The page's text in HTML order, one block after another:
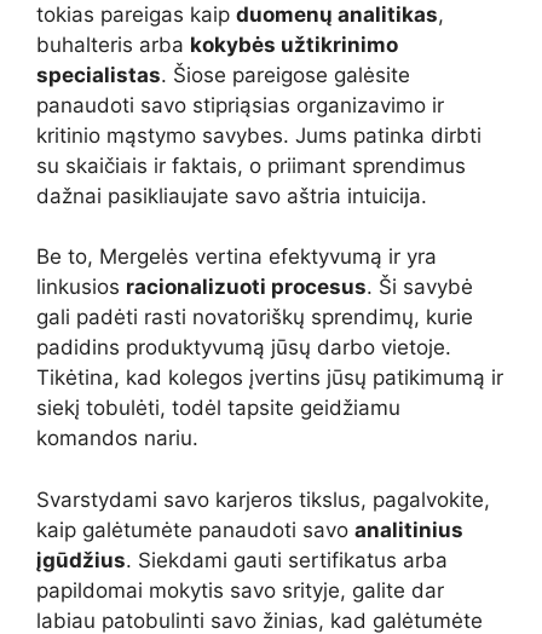
tokias pareigas kaip duomenų analitikas,
buhalteris arba kokybės užtikrinimo
specialistas. Šiose pareigose galėsite
panaudoti savo stipriąsias organizavimo ir
kritinio mąstymo savybes. Jums patinka dirbti
su skaičiais ir faktais, o priimant sprendimus
dažnai pasikliaujate savo aštria intuicija.
Be to, Mergelės vertina efektyvumą ir yra
linkusios racionalizuoti procesus. Ši savybė
gali padėti rasti novatoriškų sprendimų, kurie
padidins produktyvumą jūsų darbo vietoje.
Tikėtina, kad kolegos įvertins jūsų patikimumą ir
siekį tobulėti, todėl tapsite geidžiamu
komandos nariu.
Svarstydami savo karjeros tikslus, pagalvokite,
kaip galėtumėte panaudoti savo analitinius
įgūdžius. Siekdami gauti sertifikatus arba
papildomai mokytis savo srityje, galite dar
labiau patobulinti savo žinias, kad galėtumėte